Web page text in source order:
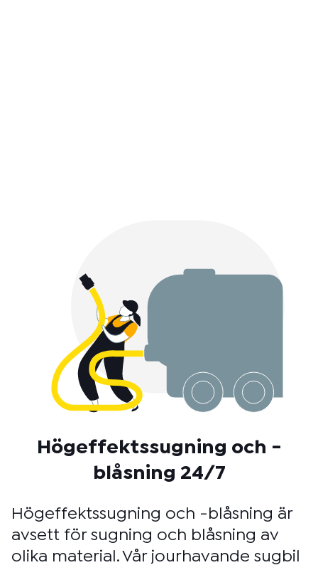
Högeffektssugning och -
blåsning 24/7
Högeffektssugning och -blåsning är
avsett för sugning och blåsning av
olika material. Vår jourhavande sugbil